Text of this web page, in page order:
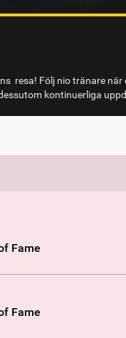
resa! Följ nio tränare
kontinuerliga
Fame
Fame